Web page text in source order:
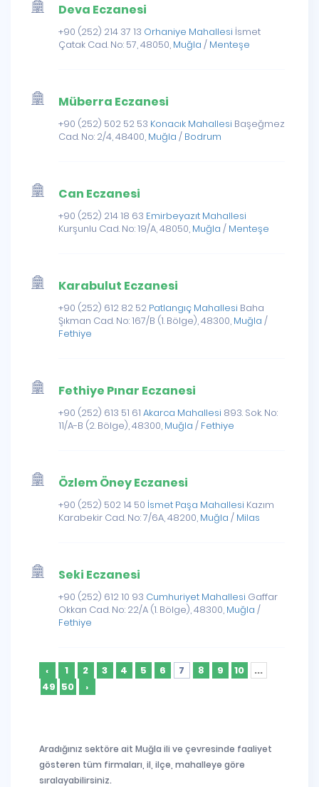
Deva Eczanesi
+90 (252) 214 37 13 Orhaniye Mahallesi İsmet
Çatak Cad. No: 57, 48050, Muğla / Menteşe
Müberra Eczanesi
+90 (252) 502 52 53 Konacık Mahallesi Başeğmez
Cad. No: 2/4, 48400, Muğla / Bodrum
Can Eczanesi
+90 (252) 214 18 63 Emirbeyazıt Mahallesi
Kurşunlu Cad. No: 19/A, 48050, Muğla / Menteşe
Karabulut Eczanesi
+90 (252) 612 82 52 Patlangıç Mahallesi Baha
Şıkman Cad. No: 167/B (1. Bölge), 48300, Muğla /
Fethiye
Fethiye Pınar Eczanesi
+90 (252) 613 51 61 Akarca Mahallesi 893. Sok. No:
11/A-B (2. Bölge), 48300, Muğla / Fethiye
Özlem Öney Eczanesi
+90 (252) 502 14 50 İsmet Paşa Mahallesi Kazım
Karabekir Cad. No: 7/6A, 48200, Muğla / Milas
Seki Eczanesi
+90 (252) 612 10 93 Cumhuriyet Mahallesi Gaffar
Okkan Cad. No: 22/A (1. Bölge), 48300, Muğla /
Fethiye
‹ 1 2 3 4 5 6 7 8 9 10
...
49 50 ›
Aradığınız sektöre ait Muğla ili ve çevresinde faaliyet
gösteren tüm firmaları, il, ilçe, mahalleye göre
sıralayabilirsiniz.